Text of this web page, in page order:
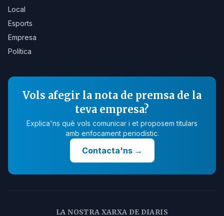
Local
Esports
Empresa
Política
Vols afegir la nota de premsa de la
teva empresa?
Explica'ns què vols comunicar i et proposem titulars
amb enfocament periodístic.
Contacta'ns→
LA NOSTRA XARXA DE DIARIS